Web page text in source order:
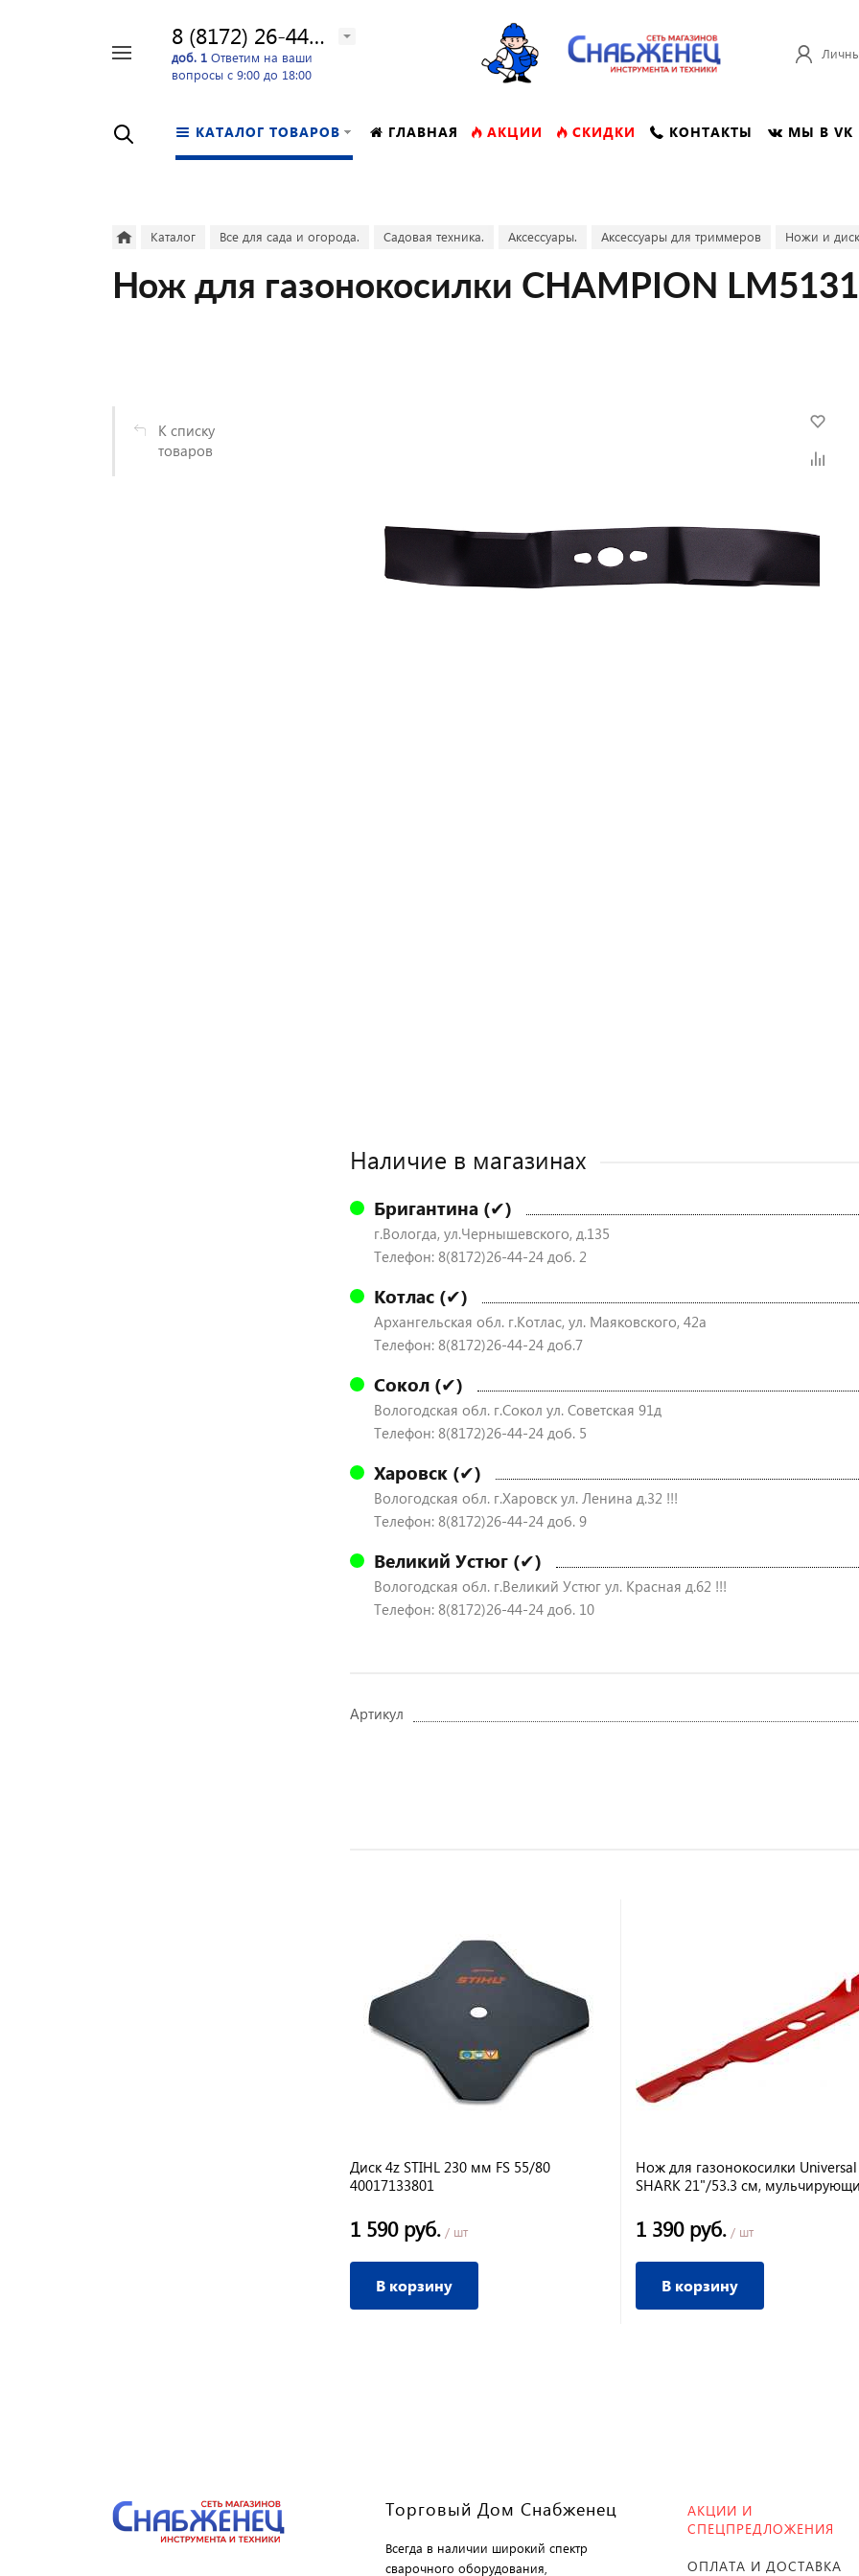
8 (8172) 26-44-24
доб. 1 Ответим на ваши
вопросы с 9:00 до 18:00
КАТАЛОГ ТОВАРОВ ГЛАВНАЯ АКЦИИ СКИДКИ КОНТАКТЫ МЫ В VK
Каталог Все для сада и огорода. Садовая техника. Аксессуары. Аксессуары для триммеров Ножи и
Нож для газонокосилки CHAMPION LM5131
К списку
товаров
Наличие в магазинах
Бригантина (✔)
г.Вологда, ул.Чернышевского, д.135
Телефон: 8(8172)26-44-24 доб. 2
Котлас (✔)
Архангельская обл. г.Котлас, ул. Маяковского, 42а
Телефон: 8(8172)26-44-24 доб.7
Сокол (✔)
Вологодская обл. г.Сокол ул. Советская 91д
Телефон: 8(8172)26-44-24 доб. 5
Харовск (✔)
Вологодская обл. г.Харовск ул. Ленина д.32 !!!
Телефон: 8(8172)26-44-24 доб. 9
Великий Устюг (✔)
Вологодская обл. г.Великий Устюг ул. Красная д.62 !!!
Телефон: 8(8172)26-44-24 доб. 10
Артикул
Диск 4z STIHL 230 мм FS 55/80
40017133801
1 590 руб. / шт
В корзину
Нож для газонокосилки Universal
SHARK 21"/53.3 см,
1 390 руб. / шт
В корзину
Торговый Дом Снабженец
Всегда в наличии широкий спектр
сварочного оборудования,
АКЦИИ И
СПЕЦПРЕДЛОЖЕНИЯ
ОПЛАТА И ДОСТАВКА